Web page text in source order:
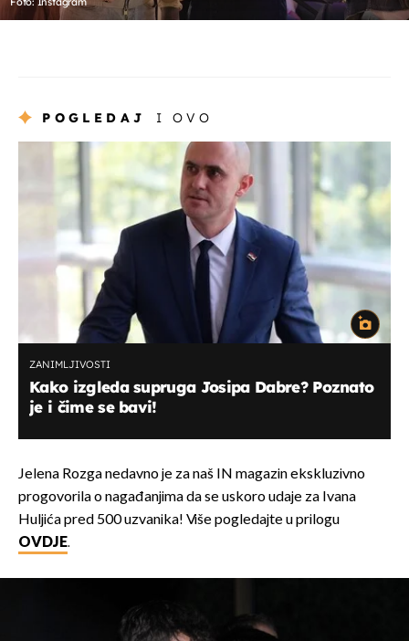
POGLEDAJ I OVO
ZANIMLJIVOSTI
Kako izgleda supruga Josipa Dabre? Poznato
je i čime se bavi!
Jelena Rozga nedavno je za naš IN magazin ekskluzivno
progovorila o nagađanjima da se uskoro udaje za Ivana
Huljića pred 500 uzvanika! Više pogledajte u prilogu
OVDJE.